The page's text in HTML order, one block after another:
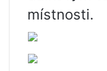
místnosti.